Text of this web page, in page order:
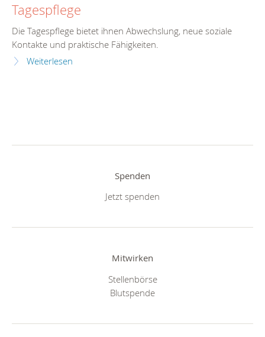
Tagespflege
Die Tagespflege bietet ihnen Abwechslung, neue soziale
Kontakte und praktische Fähigkeiten.
Weiterlesen
Spenden
Jetzt spenden
Mitwirken
Stellenbörse
Blutspende